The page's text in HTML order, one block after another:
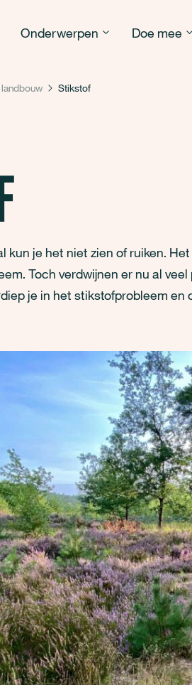
Onderwerpen Doe mee
Stikstof
kun je het niet zien of ruiken.
Toch verdwijnen er nu al
je in het stikstofprobleem